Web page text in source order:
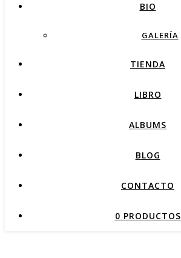
BIO
GALERÍA
TIENDA
LIBRO
ALBUMS
BLOG
CONTACTO
0 PRODUCTOS